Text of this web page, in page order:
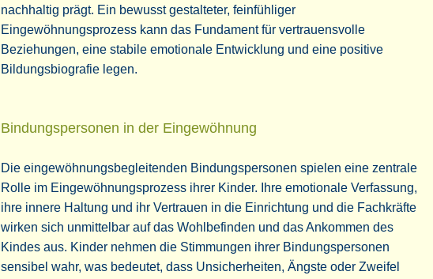
nachhaltig prägt. Ein bewusst gestalteter, feinfühliger
Eingewöhnungsprozess kann das Fundament für vertrauensvolle
Beziehungen, eine stabile emotionale Entwicklung und eine positive
Bildungsbiografie legen.
Bindungspersonen in der Eingewöhnung
Die eingewöhnungsbegleitenden Bindungspersonen spielen eine zentrale
Rolle im Eingewöhnungsprozess ihrer Kinder. Ihre emotionale Verfassung,
ihre innere Haltung und ihr Vertrauen in die Einrichtung und die Fachkräfte
wirken sich unmittelbar auf das Wohlbefinden und das Ankommen des
Kindes aus. Kinder nehmen die Stimmungen ihrer Bindungspersonen
sensibel wahr, was bedeutet, dass Unsicherheiten, Ängste oder Zweifel